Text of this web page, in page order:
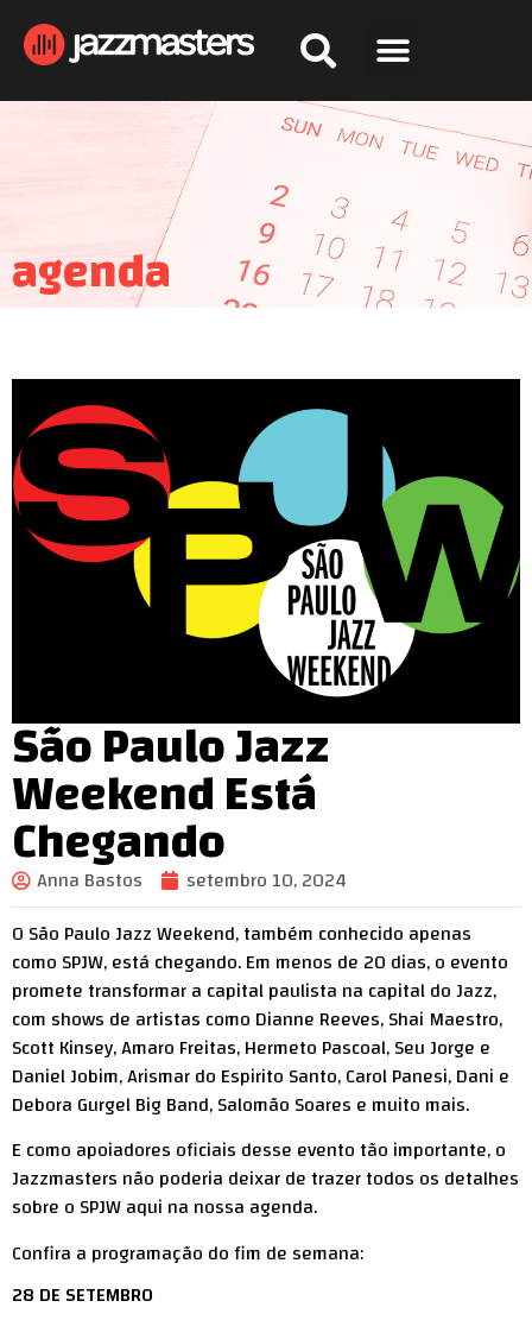
agenda
São Paulo Jazz
Weekend Está
Chegando
Anna Bastos
setembro 10, 2024
O São Paulo Jazz Weekend, também conhecido apenas
como SPJW, está chegando. Em menos de 20 dias, o evento
promete transformar a capital paulista na capital do Jazz,
com shows de artistas como Dianne Reeves, Shai Maestro,
Scott Kinsey, Amaro Freitas, Hermeto Pascoal, Seu Jorge e
Daniel Jobim, Arismar do Espirito Santo, Carol Panesi, Dani e
Debora Gurgel Big Band, Salomão Soares e muito mais.
E como apoiadores oficiais desse evento tão importante, o
Jazzmasters não poderia deixar de trazer todos os detalhes
sobre o SPJW aqui na nossa agenda.
Confira a programação do fim de semana:
28 DE SETEMBRO